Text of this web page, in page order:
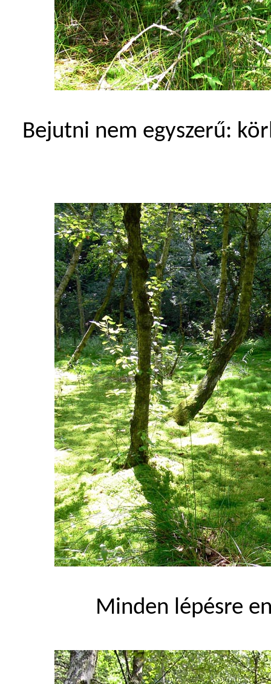
Bejutni nem egyszerű:
Minden lépésre